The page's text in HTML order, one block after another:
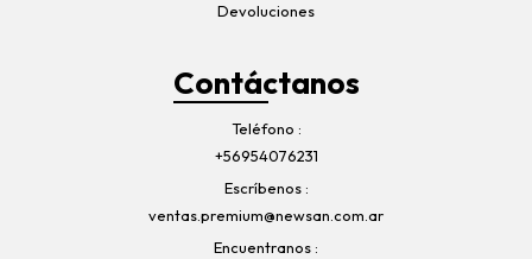
Devoluciones
Contáctanos
Teléfono
+56954076231
Escríbenos
ventas.premium@newsan.com.ar
Encuentranos